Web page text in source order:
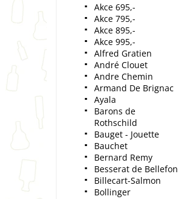
Akce 695,-
Akce 795,-
Akce 895,-
Akce 995,-
Alfred Gratien
André Clouet
Andre Chemin
Armand De Brignac
Ayala
Barons de
Rothschild
Bauget - Jouette
Bauchet
Bernard Remy
Besserat de Bellefon
Billecart-Salmon
Bollinger